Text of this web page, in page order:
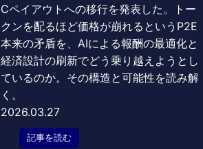
Cペイアウトへの移行を発表した。トー
クンを配るほど価格が崩れるというP2E
本来の矛盾を、AIによる報酬の最適化と
経済設計の刷新でどう乗り越えようとし
ているのか。その構造と可能性を読み解
く。
2026.03.27
記事を読む